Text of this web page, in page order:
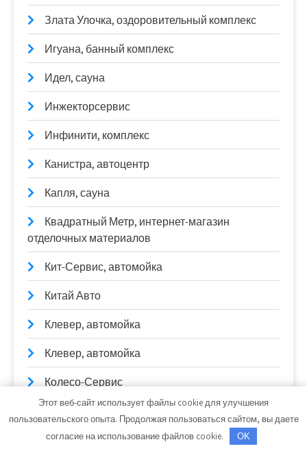
Злата Улочка, оздоровительный комплекс
Игуана, банный комплекс
Идел, сауна
Инжекторсервис
Инфинити, комплекс
Канистра, автоцентр
Капля, сауна
Квадратный Метр, интернет-магазин
отделочных материалов
Кит-Сервис, автомойка
Китай Авто
Клевер, автомойка
Клевер, автомойка
Колесо-Сервис
Комитет18
Этот веб-сайт использует файлы cookie для улучшения
пользовательского опыта. Продолжая пользоваться сайтом, вы даете
согласие на использование файлов cookie.
OK